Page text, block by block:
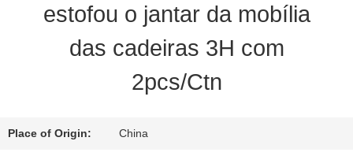
CONTATO
estofou o jantar da mobília
das cadeiras 3H com
2pcs/Ctn
Place of Origin: China